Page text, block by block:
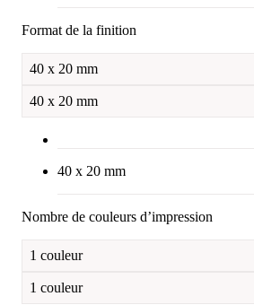
Format de la finition
40 x 20 mm
40 x 20 mm
40 x 20 mm
Nombre de couleurs d’impression
1 couleur
1 couleur